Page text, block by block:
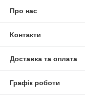
Про нас
Контакти
Доставка та оплата
Графік роботи